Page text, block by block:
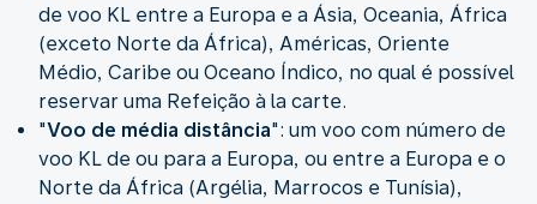
de voo KL entre a Europa e a Ásia, Oceania, África
(exceto Norte da África), Américas, Oriente
Médio, Caribe ou Oceano Índico, no qual é possível
reservar uma Refeição à la carte.
"Voo de média distância": um voo com número de
voo KL de ou para a Europa, ou entre a Europa e o
Norte da África (Argélia, Marrocos e Tunísia),